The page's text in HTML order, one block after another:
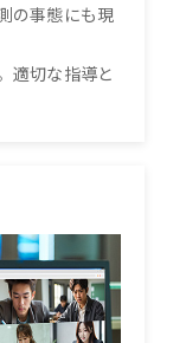
の事態にも現
適切な指導と